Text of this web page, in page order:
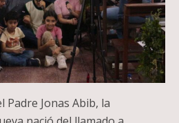
Padre Jonas Abib, la